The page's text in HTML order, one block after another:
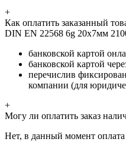
+
Как оплатить заказанный
DIN EN 22568 6g 20х7мм
банковской картой
банковской картой
перечислив
компании (для
+
Могу ли оплатить заказ
Нет, в данный момент